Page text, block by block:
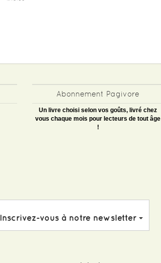
Abonnement Pagivore
Un livre choisi selon vos goûts, livré chez
vous chaque mois pour lecteurs de tout âge
!
Inscrivez-vous à notre newsletter